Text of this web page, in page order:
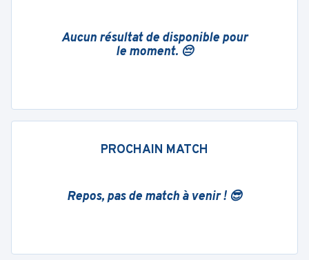
Aucun résultat de disponible pour
le moment. 😔
PROCHAIN MATCH
Repos, pas de match à venir ! 😎